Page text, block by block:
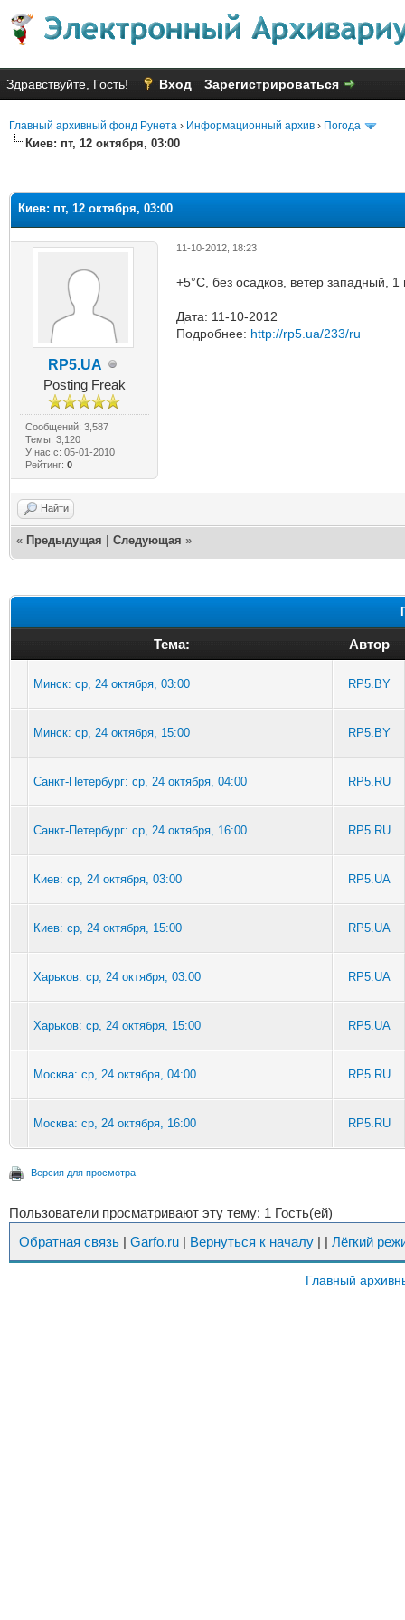
Здравствуйте, Гость! Вход Зарегистрироваться
Главный архивный фонд Рунета › Информационный архив › Погода
Киев: пт, 12 октября, 03:00
Киев: пт, 12 октября, 03:00
RP5.UA
Posting Freak
Сообщений: 3,587
Темы: 3,120
У нас с: 05-01-2010
Рейтинг: 0
11-10-2012, 18:23
+5°C, без осадков, ветер западный,
Дата: 11-10-2012
Подробнее: http://rp5.ua/233/ru
Найти
« Предыдущая Следующая »
Тема: Автор
Минск: ср, 24 октября, 03:00 RP5.BY
Минск: ср, 24 октября, 15:00 RP5.BY
Санкт-Петербург: ср, 24 октября, 04:00 RP5.RU
Санкт-Петербург: ср, 24 октября, 16:00 RP5.RU
Киев: ср, 24 октября, 03:00 RP5.UA
Киев: ср, 24 октября, 15:00 RP5.UA
Харьков: ср, 24 октября, 03:00 RP5.UA
Харьков: ср, 24 октября, 15:00 RP5.UA
Москва: ср, 24 октября, 04:00 RP5.RU
Москва: ср, 24 октября, 16:00 RP5.RU
Версия для просмотра
Пользователи просматривают эту тему: 1 Гость(ей)
Обратная связь | Garfo.ru | Вернуться к началу | | Лёгкий
Главный